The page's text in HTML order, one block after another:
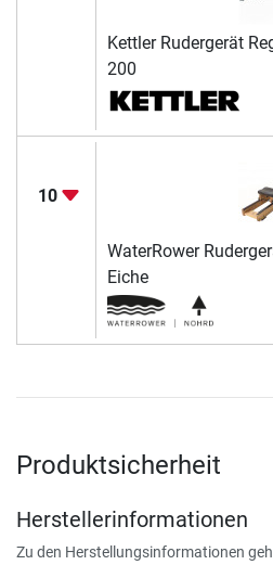
Kettler Rudergerät
200
10
WaterRower
Eiche
Produktsicherheit
Herstellerinformationen
Zu den Herstellungsinformationen